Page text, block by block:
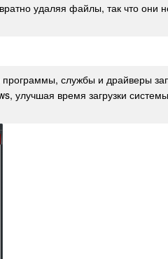
удаляя файлы, так что они
программы, службы и драйверы
улучшая время загрузки